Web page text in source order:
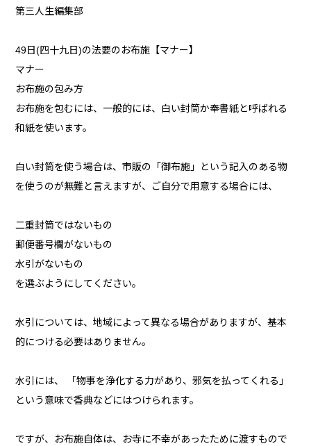
第三人生編集部
49日(四十九日)の法要のお布施【マナー】
マナー
お布施の包み方
お布施を包むには、一般的には、白い封筒か奉書紙と呼ばれる
和紙を使います。
白い封筒を使う場合は、市販の「御布施」という記入のある物
を使うのが無難と言えますが、ご自分で用意する場合には、
二重封筒ではないもの
郵便番号欄がないもの
水引がないもの
を選ぶようにしてください。
水引については、地域によって異なる場合がありますが、基本
的につける必要はありません。
水引には、 「物事を浄化する力があり、邪気を払ってくれる」
という意味で香典などにはつけられます。
ですが、お布施自体は、お寺に不幸があったために渡すもので